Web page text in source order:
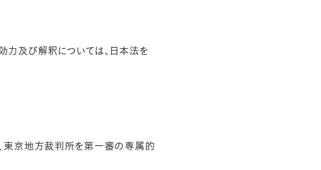
及び解釈については、日本法を
東京地方裁判所を第一審の専属的